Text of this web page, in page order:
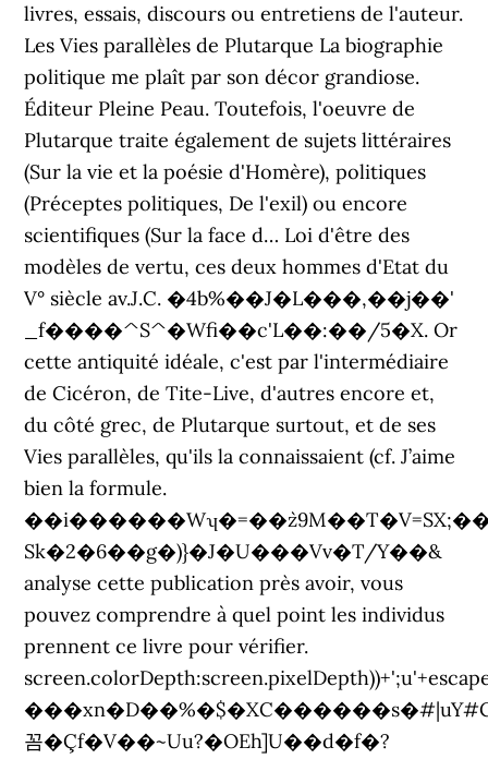
livres, essais, discours ou entretiens de l'auteur.
Les Vies parallèles de Plutarque La biographie
politique me plaît par son décor grandiose.
Éditeur Pleine Peau. Toutefois, l'oeuvre de
Plutarque traite également de sujets littéraires
(Sur la vie et la poésie d'Homère), politiques
(Préceptes politiques, De l'exil) ou encore
scientifiques (Sur la face d… Loi d'être des
modèles de vertu, ces deux hommes d'Etat du
V° siècle av.J.C. �4b%��J�L���,��j��'
_f����^S^�Wfi��c'L��:��/5�X. Or
cette antiquité idéale, c'est par l'intermédiaire
de Cicéron, de Tite-Live, d'autres encore et,
du côté grec, de Plutarque surtout, et de ses
Vies parallèles, qu'ils la connaissaient (cf. J’aime
bien la formule.
Sk�2�6��g�)}�J�U���Vv�T/Y��&
analyse cette publication près avoir, vous
pouvez comprendre à quel point les individus
prennent ce livre pour vérifier.
꼼�Çf�V��~Uu?�OEh]U��d�f�?